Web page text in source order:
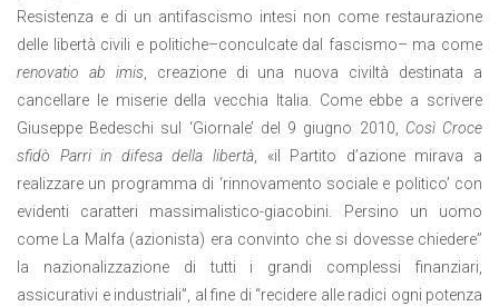
Resistenza e di un antifascismo intesi non come restaurazione
delle libertà civili e politiche–conculcate dal fascismo– ma come
renovatio ab imis, creazione di una nuova civiltà destinata a
cancellare le miserie della vecchia Italia. Come ebbe a scrivere
Giuseppe Bedeschi sul ‘Giornale’ del 9 giugno 2010, Così Croce
sfidò Parri in difesa della libertà, «il Partito d’azione mirava a
realizzare un programma di ‘rinnovamento sociale e politico’ con
evidenti caratteri massimalistico-giacobini. Persino un uomo
come La Malfa (azionista) era convinto che si dovesse chiedere”
la nazionalizzazione di tutti i grandi complessi finanziari,
assicurativi e industriali”, al fine di “recidere alle radici ogni potenza